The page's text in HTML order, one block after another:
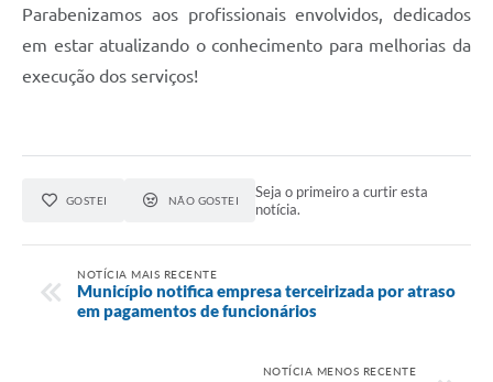
Parabenizamos aos profissionais envolvidos, dedicados
em estar atualizando o conhecimento para melhorias da
execução dos serviços!
GOSTEI NÃO GOSTEI
Seja o primeiro a curtir esta
notícia.
NOTÍCIA MAIS RECENTE
Município notifica empresa terceirizada por atraso
em pagamentos de funcionários
NOTÍCIA MENOS RECENTE